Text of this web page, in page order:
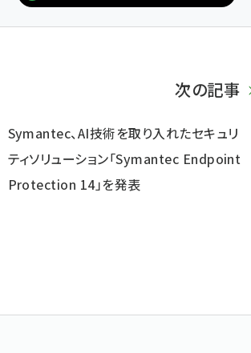
次の記事
Symantec、AI技術を取り入れたセキュリ
ティソリューション「Symantec Endpoint
Protection 14」を発表